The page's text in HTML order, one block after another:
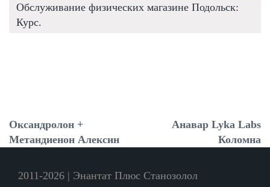
Обслуживание физических магазине Подольск:
Курс.
Оксандролон +
Метандиенон Алексин
Анавар Lyka Labs
Коломна
2011-2026 | Энантат Плюс Станозолол